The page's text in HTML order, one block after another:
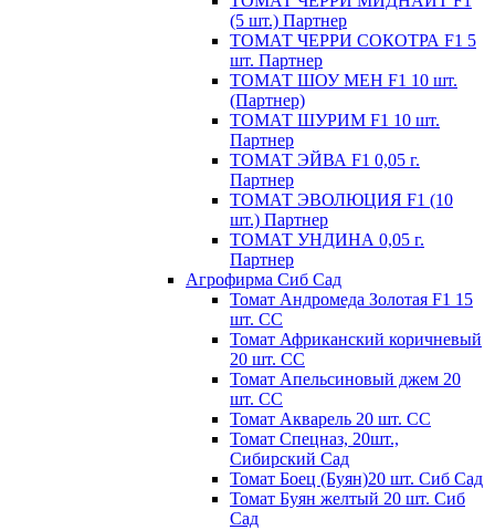
(5 шт.) Партнер
ТОМАТ ЧЕРРИ СОКОТРА F1 5
шт. Партнер
ТОМАТ ШОУ МЕН F1 10 шт.
(Партнер)
ТОМАТ ШУРИМ F1 10 шт.
Партнер
ТОМАТ ЭЙВА F1 0,05 г.
Партнер
ТОМАТ ЭВОЛЮЦИЯ F1 (10
шт.) Партнер
ТОМАТ УНДИНА 0,05 г.
Партнер
Агрофирма Сиб Сад
Томат Андромеда Золотая F1 15
шт. СС
Томат Африканский коричневый
20 шт. СС
Томат Апельсиновый джем 20
шт. СС
Томат Акварель 20 шт. СС
Томат Спецназ, 20шт.,
Сибирский Сад
Томат Боец (Буян)20 шт. Сиб Сад
Томат Бyян жeлтый 20 шт. Сиб
Сaд